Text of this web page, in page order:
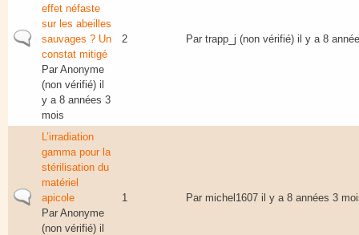
Sujet normal
effet néfaste
sur les abeilles
sauvages ? Un
constat mitigé
Par Anonyme
(non vérifié) il
y a 8 années 3
mois
2 Par trapp_j (non vérifié) il y a 8
Sujet normal
L’irradiation
gamma pour la
stérilisation du
matériel
apicole
Par Anonyme
(non vérifié) il
1 Par michel1607 il y a 8 années 3